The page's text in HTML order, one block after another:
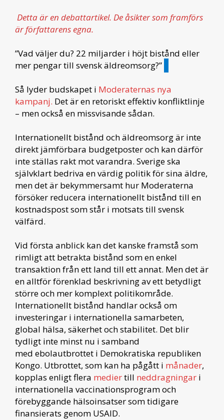
Detta är en debattartikel. De åsikter som framförs
är författarens egna.
”Vad väljer du? 22 miljarder i höjt bistånd eller
mer pengar till svensk äldreomsorg?”
Så lyder budskapet i Moderaternas nya
kampanj. Det är en retoriskt effektiv konfliktlinje
– men också en missvisande sådan.
Internationellt bistånd och äldreomsorg är inte
direkt jämförbara budgetposter och kan därför
inte ställas rakt mot varandra. Sverige ska
självklart bedriva en värdig politik för sina äldre,
men det är bekymmersamt hur Moderaterna
försöker reducera internationellt bistånd till en
kostnadspost som står i motsats till svensk
välfärd.
Vid första anblick kan det kanske framstå som
rimligt att betrakta bistånd som en enkel
transaktion från ett land till ett annat. Men det är
en alltför förenklad beskrivning av ett betydligt
större och mer komplext politikområde.
Internationellt bistånd handlar också om
investeringar i internationella samarbeten,
global hälsa, säkerhet och stabilitet. Det blir
tydligt inte minst nu i samband
med ebolautbrottet i Demokratiska republiken
Kongo. Utbrottet, som kan ha pågått i månader,
kopplas enligt flera mediertill neddragningar i
internationella vaccinationsprogram och
förebyggande hälsoinsatser som tidigare
finansierats genom USAID.